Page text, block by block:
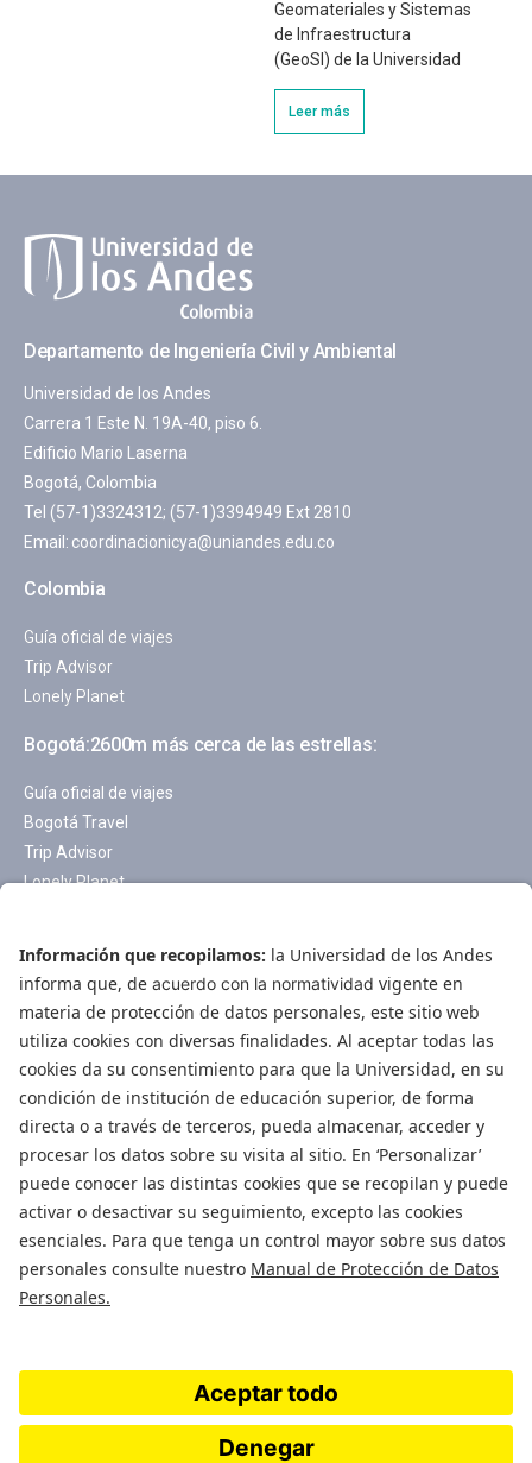
Geomateriales y Sistemas
de Infraestructura
(GeoSI) de la Universidad
Leer más
Departamento de Ingeniería Civil y Ambiental
Universidad de los Andes
Carrera 1 Este N. 19A-40, piso 6.
Edificio Mario Laserna
Bogotá, Colombia
Tel (57-1)3324312; (57-1)3394949 Ext 2810
Email: coordinacionicya@uniandes.edu.co
Colombia
Guía oficial de viajes
Trip Advisor
Lonely Planet
Bogotá:2600m más cerca de las estrellas:
Guía oficial de viajes
Bogotá Travel
Trip Advisor
Lonely Planet